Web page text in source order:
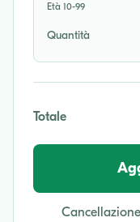
Età 10-99
Quantità
Totale